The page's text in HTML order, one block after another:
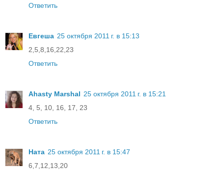
Ответить
Евгеша 25 октября 2011 г. в 15:13
2,5,8,16,22,23
Ответить
Ahasty Marshal 25 октября 2011 г. в 15:21
4, 5, 10, 16, 17, 23
Ответить
Ната 25 октября 2011 г. в 15:47
6,7,12,13,20